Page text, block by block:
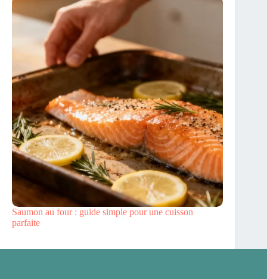
Saumon au four : guide simple pour une cuisson
parfaite